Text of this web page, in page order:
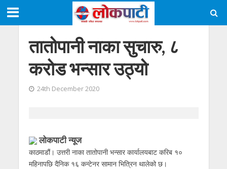
तातोपानी नाका सुचारु, ८
करोड भन्सार उठ्यो
24th December 2020
लोकपाटी न्यूज
काठमाडौं। उत्तरी नाका तातोपानी भन्सार कार्यालयबाट करिब १०
महिनापछि दैनिक १६ कन्टेनर सामान भित्रिन थालेको छ।